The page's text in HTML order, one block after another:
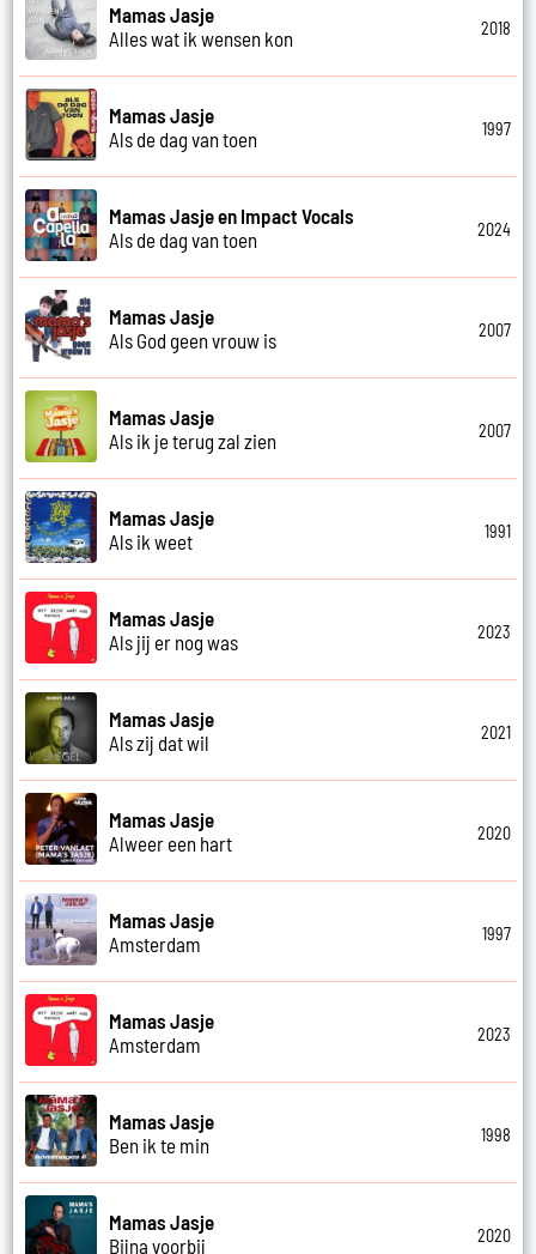
Mamas Jasje
Alles wat ik wensen kon
2018
Mamas Jasje
Als de dag van toen
1997
Mamas Jasje en Impact Vocals
Als de dag van toen
2024
Mamas Jasje
Als God geen vrouw is
2007
Mamas Jasje
Als ik je terug zal zien
2007
Mamas Jasje
Als ik weet
1991
Mamas Jasje
Als jij er nog was
2023
Mamas Jasje
Als zij dat wil
2021
Mamas Jasje
Alweer een hart
2020
Mamas Jasje
Amsterdam
1997
Mamas Jasje
Amsterdam
2023
Mamas Jasje
Ben ik te min
1998
Mamas Jasje
Bijna voorbij
2020